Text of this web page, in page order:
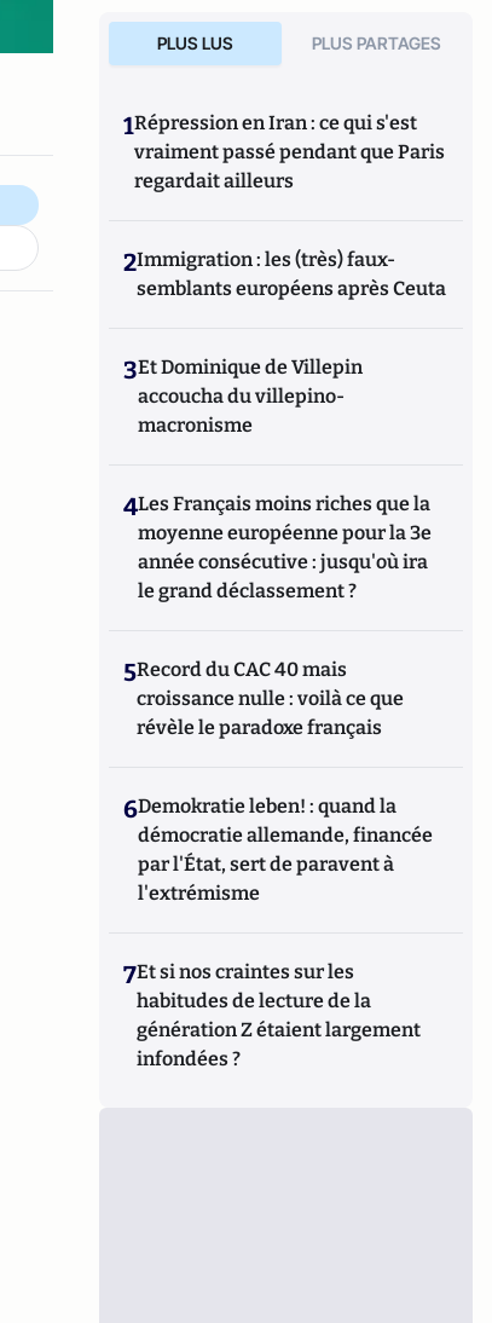
PLUS LUS PLUS PARTAGES
1Répression en Iran : ce qui s'est
vraiment passé pendant que Paris
regardait ailleurs
2Immigration : les (très) faux-
semblants européens après Ceuta
3Et Dominique de Villepin
accoucha du villepino-
macronisme
4Les Français moins riches que la
moyenne européenne pour la 3e
année consécutive : jusqu'où ira
le grand déclassement ?
5Record du CAC 40 mais
croissance nulle : voilà ce que
révèle le paradoxe français
6Demokratie leben! : quand la
démocratie allemande, financée
par l'État, sert de paravent à
l'extrémisme
7Et si nos craintes sur les
habitudes de lecture de la
génération Z étaient largement
infondées ?